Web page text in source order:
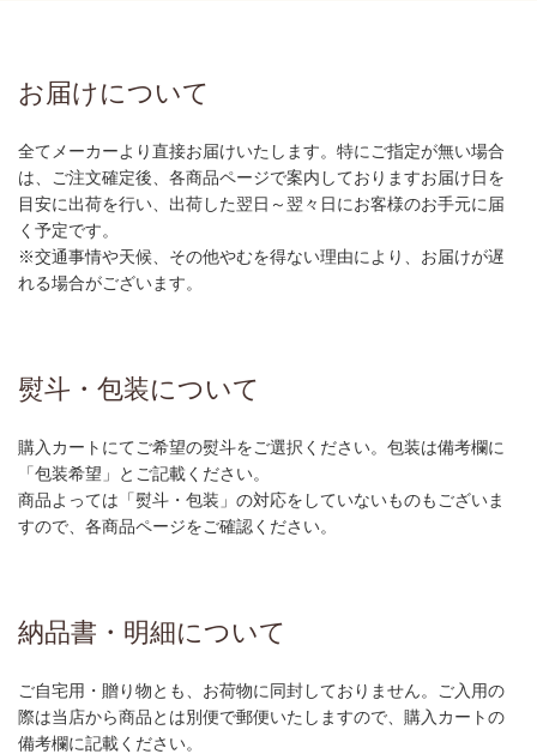
お届けについて
全てメーカーより直接お届けいたします。特にご指定が無い場合
は、ご注文確定後、各商品ページで案内しておりますお届け日を
目安に出荷を行い、出荷した翌日～翌々日にお客様のお手元に届
く予定です。
※交通事情や天候、その他やむを得ない理由により、お届けが遅
れる場合がございます。
熨斗・包装について
購入カートにてご希望の熨斗をご選択ください。包装は備考欄に
「包装希望」とご記載ください。
商品よっては「熨斗・包装」の対応をしていないものもございま
すので、各商品ページをご確認ください。
納品書・明細について
ご自宅用・贈り物とも、お荷物に同封しておりません。ご入用の
際は当店から商品とは別便で郵便いたしますので、購入カートの
備考欄に記載ください。